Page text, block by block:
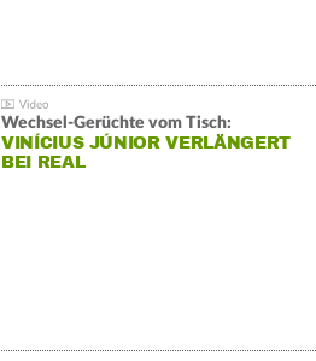
Wechsel-Gerüchte vom Tisch:
VINÍCIUS JÚNIOR VERLÄNGERT
BEI REAL